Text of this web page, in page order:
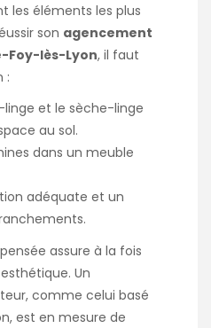
les éléments les plus
son agencement
Foy-lès-Lyon, il faut
:
linge et le sèche-linge
au sol.
dans un meuble
adéquate et un
assure à la fois
Un
comme celui basé
est en mesure de